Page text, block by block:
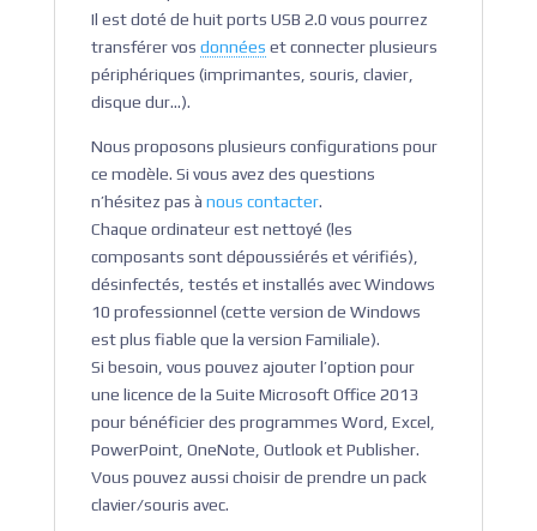
Il est doté de huit ports USB 2.0 vous pourrez
transférer vos données et connecter plusieurs
périphériques (imprimantes, souris, clavier,
disque dur…).
Nous proposons plusieurs configurations pour
ce modèle. Si vous avez des questions
n’hésitez pas à nous contacter.
Chaque ordinateur est nettoyé (les
composants sont dépoussiérés et vérifiés),
désinfectés, testés et installés avec Windows
10 professionnel (cette version de Windows
est plus fiable que la version Familiale).
Si besoin, vous pouvez ajouter l’option pour
une licence de la Suite Microsoft Office 2013
pour bénéficier des programmes Word, Excel,
PowerPoint, OneNote, Outlook et Publisher.
Vous pouvez aussi choisir de prendre un pack
clavier/souris avec.